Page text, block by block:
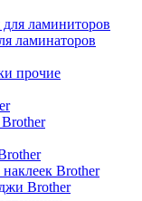
ламиниторов
ламинаторов
прочие
Brother
Brother